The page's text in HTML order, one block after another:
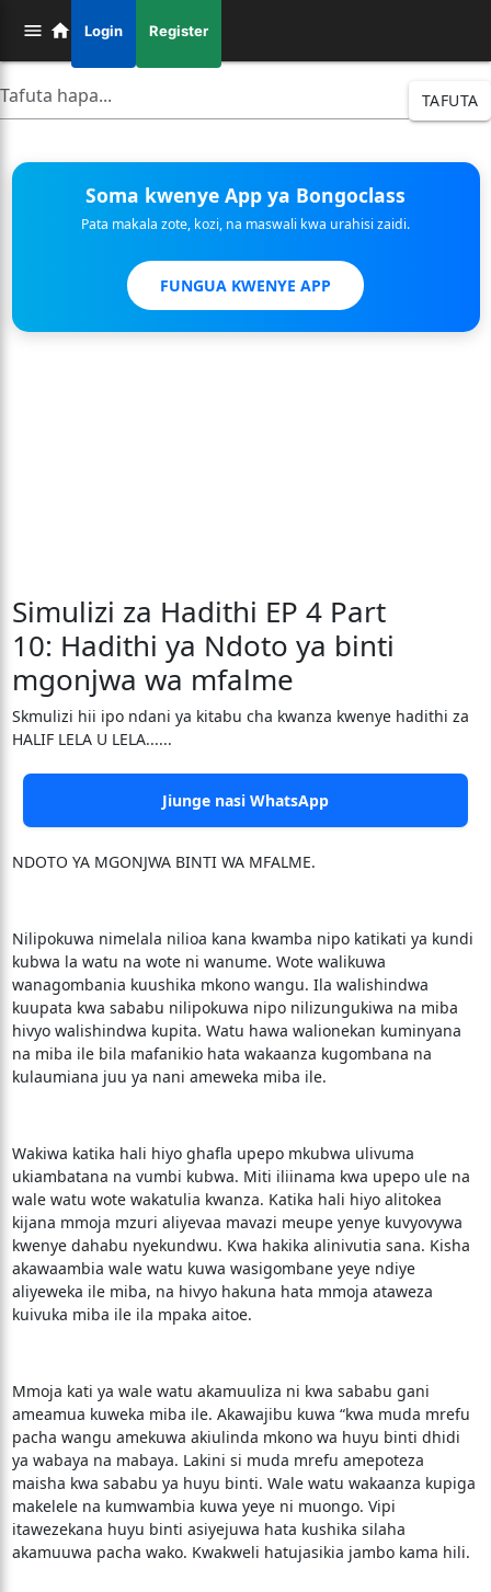
Login Register
TAFUTA
Soma kwenye App ya Bongoclass
Pata makala zote, kozi, na maswali kwa urahisi zaidi.
FUNGUA KWENYE APP
Simulizi za Hadithi EP 4 Part
10: Hadithi ya Ndoto ya binti
mgonjwa wa mfalme
Skmulizi hii ipo ndani ya kitabu cha kwanza kwenye hadithi za
HALIF LELA U LELA......
Jiunge nasi WhatsApp
NDOTO YA MGONJWA BINTI WA MFALME.
Nilipokuwa nimelala nilioa kana kwamba nipo katikati ya kundi
kubwa la watu na wote ni wanume. Wote walikuwa
wanagombania kuushika mkono wangu. Ila walishindwa
kuupata kwa sababu nilipokuwa nipo nilizungukiwa na miba
hivyo walishindwa kupita. Watu hawa walionekan kuminyana
na miba ile bila mafanikio hata wakaanza kugombana na
kulaumiana juu ya nani ameweka miba ile.
Wakiwa katika hali hiyo ghafla upepo mkubwa ulivuma
ukiambatana na vumbi kubwa. Miti iliinama kwa upepo ule na
wale watu wote wakatulia kwanza. Katika hali hiyo alitokea
kijana mmoja mzuri aliyevaa mavazi meupe yenye kuvyovywa
kwenye dahabu nyekundwu. Kwa hakika alinivutia sana. Kisha
akawaambia wale watu kuwa wasigombane yeye ndiye
aliyeweka ile miba, na hivyo hakuna hata mmoja ataweza
kuivuka miba ile ila mpaka aitoe.
Mmoja kati ya wale watu akamuuliza ni kwa sababu gani
ameamua kuweka miba ile. Akawajibu kuwa “kwa muda mrefu
pacha wangu amekuwa akiulinda mkono wa huyu binti dhidi
ya wabaya na mabaya. Lakini si muda mrefu amepoteza
maisha kwa sababu ya huyu binti. Wale watu wakaanza kupiga
makelele na kumwambia kuwa yeye ni muongo. Vipi
itawezekana huyu binti asiyejuwa hata kushika silaha
akamuuwa pacha wako. Kwakweli hatujasikia jambo kama hili.